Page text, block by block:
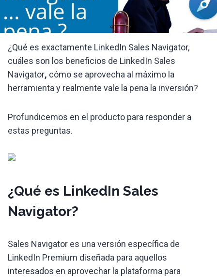
¿Qué es exactamente LinkedIn Sales Navigator,
cuáles son los beneficios de LinkedIn Sales
Navigator, cómo se aprovecha al máximo la
herramienta y realmente vale la pena la inversión?
Profundicemos en el producto para responder a
estas preguntas.
¿Qué es LinkedIn Sales
Navigator?
Sales Navigator es una versión específica de
LinkedIn Premium diseñada para aquellos
interesados ​​en aprovechar la plataforma para